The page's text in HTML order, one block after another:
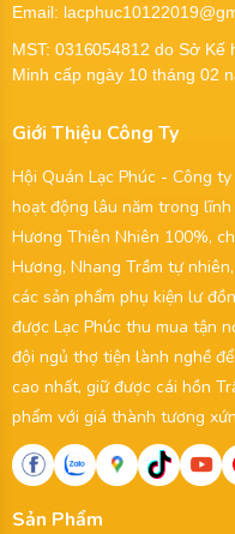
Email:
MST: 0316054812 do Sở Kế
Minh cấp ngày 10 tháng 02
Giới Thiệu Công Ty
Hội Quán Lạc Phúc - Công
hoạt động lâu năm trong
Hương Thiên Nhiên 100%,
Hương, Nhang Trầm tự
các sản phẩm phụ kiện lư
được Lạc Phúc thu mua tận
đội ngủ thợ tiện lành nghề
cao nhất, giữ được cái hồn
phẩm với giá thành tương
Sản Phẩm